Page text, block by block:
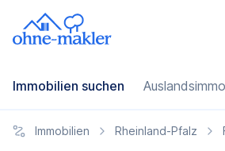
Immobilien suchen
Immobilien Rheinland-Pfalz